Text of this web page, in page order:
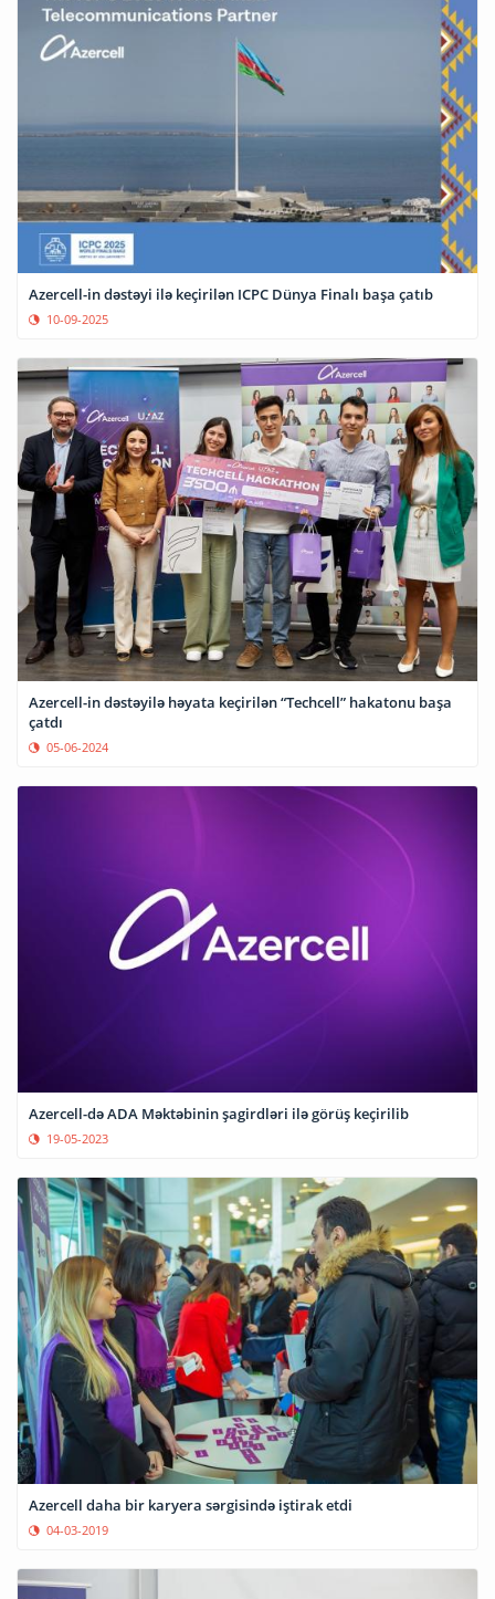
Azercell-in dəstəyi ilə keçirilən ICPC Dünya Finalı başa çatıb
10-09-2025
Azercell-in dəstəyilə həyata keçirilən “Techcell” hakatonu başa
çatdı
05-06-2024
Azercell-də ADA Məktəbinin şagirdləri ilə görüş keçirilib
19-05-2023
Azercell daha bir karyera sərgisində iştirak etdi
04-03-2019